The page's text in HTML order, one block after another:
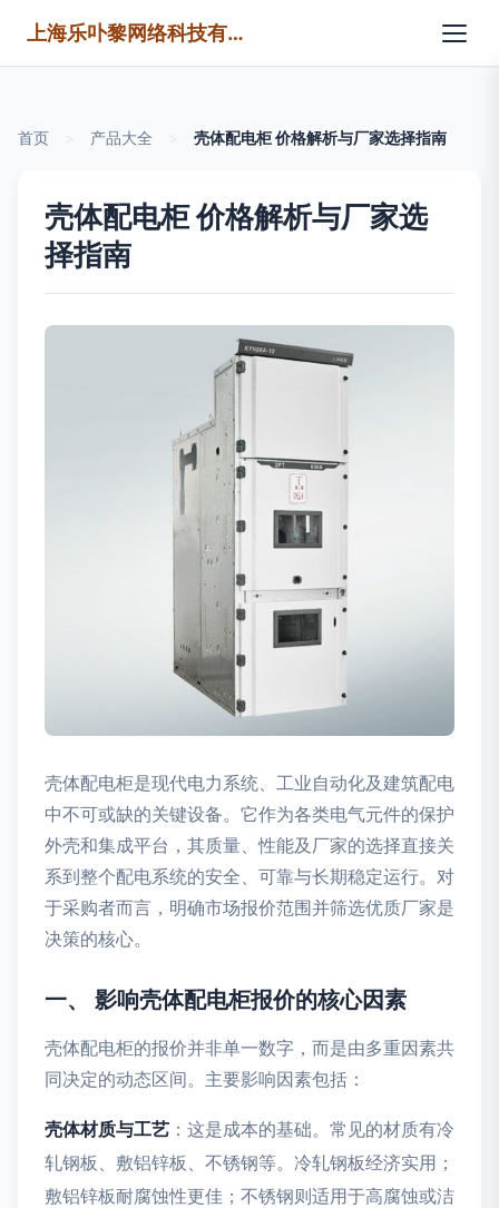
上海乐卟黎网络科技有限公司
首页 产品大全 壳体配电柜 价格解析与厂家选择指南
壳体配电柜 价格解析与厂家选
择指南
壳体配电柜是现代电力系统、工业自动化及建筑配电
中不可或缺的关键设备。它作为各类电气元件的保护
外壳和集成平台，其质量、性能及厂家的选择直接关
系到整个配电系统的安全、可靠与长期稳定运行。对
于采购者而言，明确市场报价范围并筛选优质厂家是
决策的核心。
一、 影响壳体配电柜报价的核心因素
壳体配电柜的报价并非单一数字，而是由多重因素共
同决定的动态区间。主要影响因素包括：
壳体材质与工艺 ：这是成本的基础。常见的材质有冷
轧钢板、敷铝锌板、不锈钢等。冷轧钢板经济实用；
敷铝锌板耐腐蚀性更佳；不锈钢则适用于高腐蚀或洁